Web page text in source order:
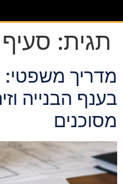
תגית:
מדריך משפטי:
בענף הבנייה
מסוכנים